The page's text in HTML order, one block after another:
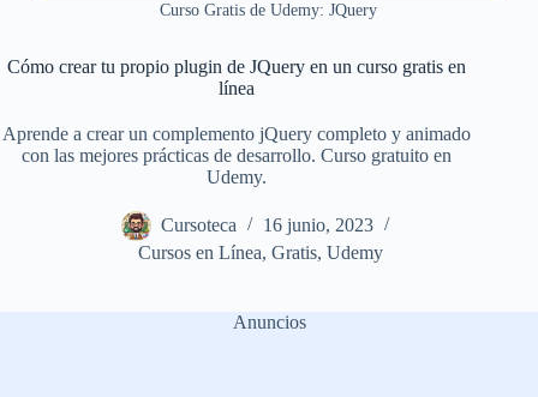
Curso Gratis de Udemy: JQuery
Cómo crear tu propio plugin de JQuery en un curso gratis en
línea
Aprende a crear un complemento jQuery completo y animado
con las mejores prácticas de desarrollo. Curso gratuito en
Udemy.
Cursoteca
16 junio, 2023
Cursos en Línea,Gratis,Udemy
Anuncios